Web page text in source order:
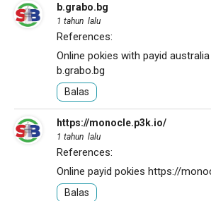
b.grabo.bg
1 tahun lalu
References:
Online pokies with payid
b.grabo.bg
Balas
https://monocle.p3k.io/
1 tahun lalu
References:
Online payid pokies https://
Balas